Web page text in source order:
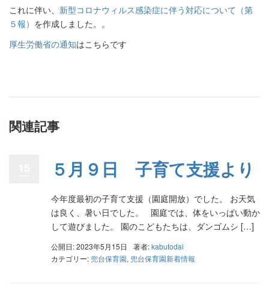
これに伴い、 新型コロナウィルス感染症に伴う対応について（第
５報） を作成しました。。
厚生労働省の通知はこちらです
関連記事
５月９日 子育て支援より
今年度最初の子育て支援（園庭開放）でした。 お天気
は良く、暑い日でした。 園庭では、体をいっぱい動か
して遊びました。 園のこどもたちは、ダンゴムシ […]
公開日: 2023年5月15日 著者:kabutodai
カテゴリー: 兜台保育園, 兜台保育園新着情報